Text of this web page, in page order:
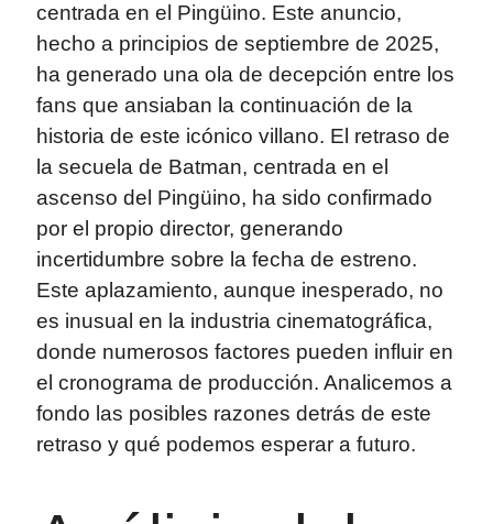
centrada en el Pingüino. Este anuncio,
hecho a principios de septiembre de 2025,
ha generado una ola de decepción entre los
fans que ansiaban la continuación de la
historia de este icónico villano. El retraso de
la secuela de Batman, centrada en el
ascenso del Pingüino, ha sido confirmado
por el propio director, generando
incertidumbre sobre la fecha de estreno.
Este aplazamiento, aunque inesperado, no
es inusual en la industria cinematográfica,
donde numerosos factores pueden influir en
el cronograma de producción. Analicemos a
fondo las posibles razones detrás de este
retraso y qué podemos esperar a futuro.